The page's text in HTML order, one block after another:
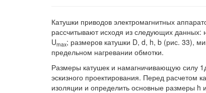
Катушки приводов электромагнитных
рассчитывают исходя из следующих данных:
Umax; размеров катушки D, d, h, b (рис. 33),
предельном нагревании обмотки.
Размеры катушек и намагничивающую силу
эскизного проектирования. Перед расчетом
изоляции и определить основные размеры